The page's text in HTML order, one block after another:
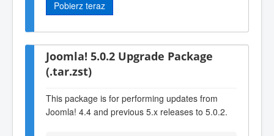
Pobierz teraz
Joomla! 5.0.2 Upgrade Package
(.tar.zst)
This package is for performing updates from
Joomla! 4.4 and previous 5.x releases to 5.0.2.